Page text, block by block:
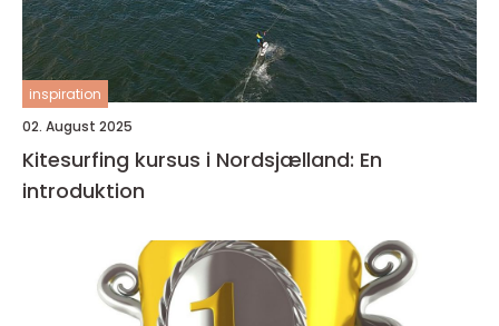
inspiration
02. August 2025
Kitesurfing kursus i Nordsjælland: En
introduktion